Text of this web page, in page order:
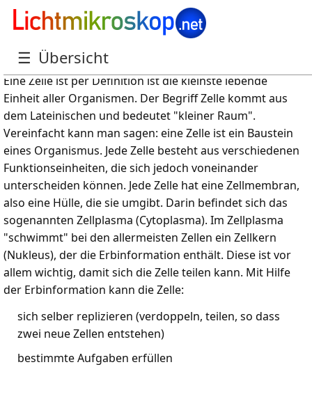
☰ Übersicht
Eine Zelle ist per Definition ist die kleinste lebende
Einheit aller Organismen. Der Begriff Zelle kommt aus
dem Lateinischen und bedeutet "kleiner Raum".
Vereinfacht kann man sagen: eine Zelle ist ein Baustein
eines Organismus. Jede Zelle besteht aus verschiedenen
Funktionseinheiten, die sich jedoch voneinander
unterscheiden können. Jede Zelle hat eine Zellmembran,
also eine Hülle, die sie umgibt. Darin befindet sich das
sogenannten Zellplasma (Cytoplasma). Im Zellplasma
"schwimmt" bei den allermeisten Zellen ein Zellkern
(Nukleus), der die Erbinformation enthält. Diese ist vor
allem wichtig, damit sich die Zelle teilen kann. Mit Hilfe
der Erbinformation kann die Zelle:
sich selber replizieren (verdoppeln, teilen, so dass
zwei neue Zellen entstehen)
bestimmte Aufgaben erfüllen